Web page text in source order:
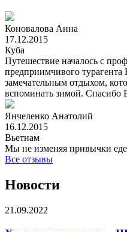
Коновалова Анна
17.12.2015
Куба
Путешествие началось с
предприимчивого
замечательным отдыхом,
вспоминать зимой. Спасибо
Янчеленко Анатолий
16.12.2015
Вьетнам
Мы не изменяя привычки
Все отзывы
Новости
21.09.2022